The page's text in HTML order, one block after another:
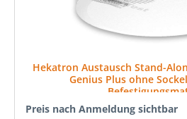
Hekatron Austausch Stand-
Genius Plus ohne
Preis nach Anmeldung sichtbar